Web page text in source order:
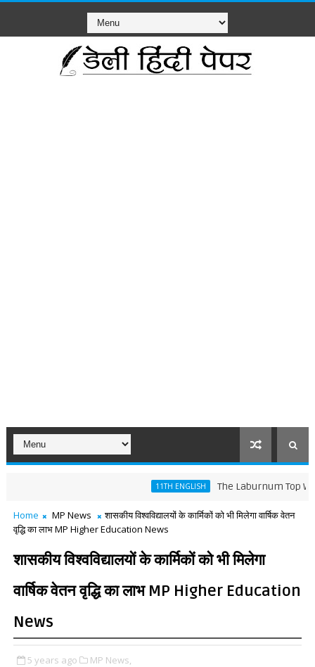
11TH ENGLISH The Laburnum Top Words
Home MP News
शासकीय विश्वविद्यालयों के कार्मिकों को भी मिलेगा वार्षिक वेतन
वृद्धि का लाभ MP Higher Education News
शासकीय विश्वविद्यालयों के कार्मिकों को भी मिलेगा
वार्षिक वेतन वृद्धि का लाभ MP Higher Education
News
5 years ago MP News,